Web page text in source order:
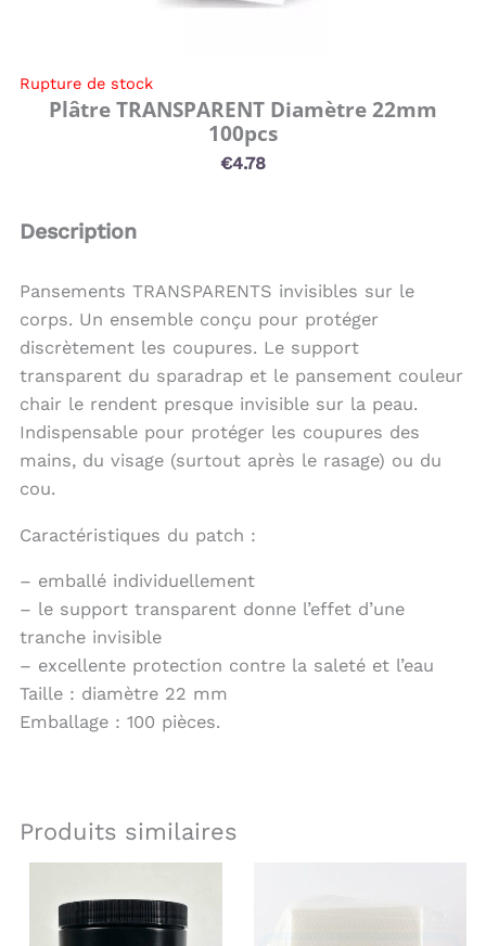
Plâtre TRANSPARENT Diamètre 22mm
100pcs
€4.78
Rupture de stock
Description
Pansements TRANSPARENTS invisibles sur le
corps. Un ensemble conçu pour protéger
discrètement les coupures. Le support
transparent du sparadrap et le pansement couleur
chair le rendent presque invisible sur la peau.
Indispensable pour protéger les coupures des
mains, du visage (surtout après le rasage) ou du
cou.
Caractéristiques du patch :
– emballé individuellement
– le support transparent donne l’effet d’une
tranche invisible
– excellente protection contre la saleté et l’eau
Taille : diamètre 22 mm
Emballage : 100 pièces.
Produits similaires